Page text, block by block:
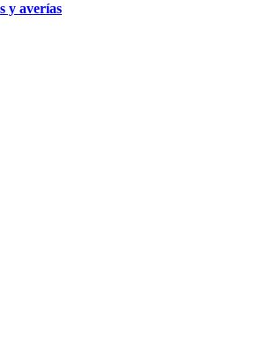
y averías